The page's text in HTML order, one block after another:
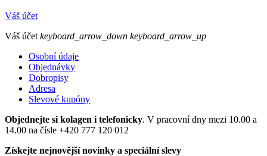
Váš účet
Váš účet keyboard_arrow_down keyboard_arrow_up
Osobní údaje
Objednávky
Dobropisy
Adresa
Slevové kupóny
Objednejte si kolagen i telefonicky. V pracovní dny mezi 10.00 a
14.00 na čísle +420 777 120 012
Získejte nejnovější novinky a speciální slevy